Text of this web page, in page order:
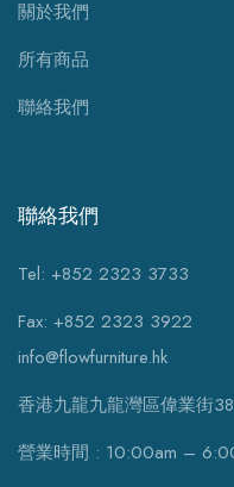
關於我們
所有商品
聯絡我們
聯絡我們
Tel: +852 2323 3733
Fax: +852 2323 3922
info@flowfurniture.hk
香港九龍九龍灣區偉業街
營業時間 : 10:00am –